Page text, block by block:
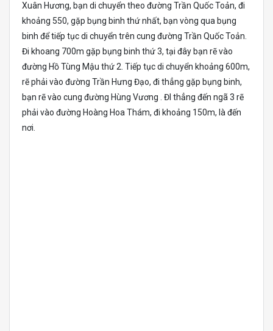
Xuân Hương, bạn di chuyển theo đường Trần Quốc Toản, đi
khoảng 550, gặp bụng binh thứ nhất, bạn vòng qua bụng
binh để tiếp tục di chuyển trên cung đường Trần Quốc Toản.
Đi khoang 700m gặp bụng binh thứ 3, tại đây bạn rẽ vào
đường Hồ Tùng Mậu thứ 2. Tiếp tục di chuyển khoảng 600m,
rẽ phải vào đường Trần Hưng Đạo, đi thẳng gặp bụng binh,
bạn rẽ vào cung đường Hùng Vương . ĐI thẳng đến ngã 3 rẽ
phải vào đường Hoàng Hoa Thám, đi khoảng 150m, là đến
nơi.